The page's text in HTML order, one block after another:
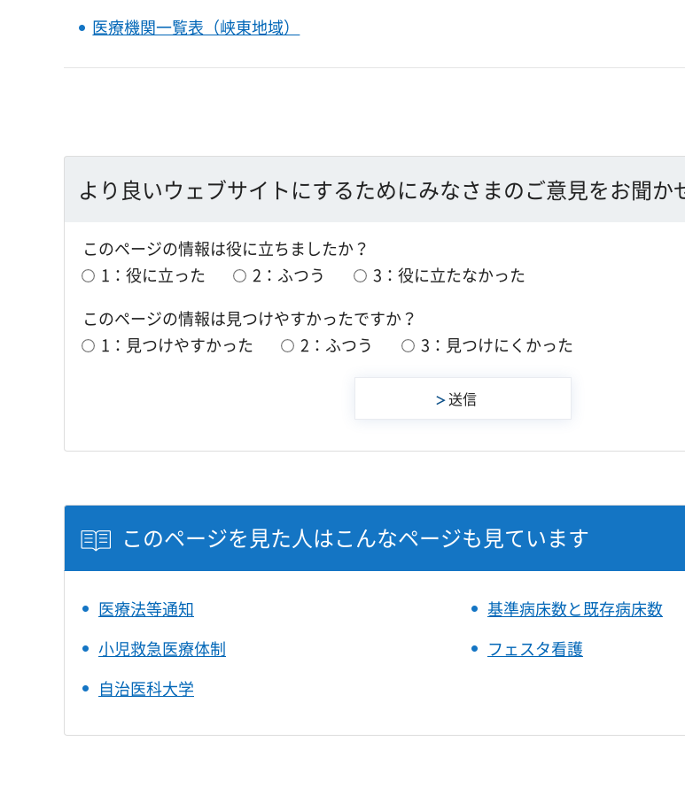
医療機関一覧表（峡東地域）
より良いウェブサイトにするためにみなさまのご意見をお聞か
このページの情報は役に立ちましたか？
1：役に立った
2：ふつう
3：役に立たなかった
このページの情報は見つけやすかったですか？
1：見つけやすかった
2：ふつう 3：見つけにくかった
このページを見た人はこんなページも見ています
医療法等通知
基準病床数と既存病床数
小児救急医療体制
フェスタ看護
自治医科大学